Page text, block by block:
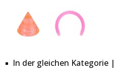
In der gleichen Kategorie |